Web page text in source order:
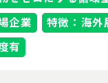
企業
特徴：海外
有